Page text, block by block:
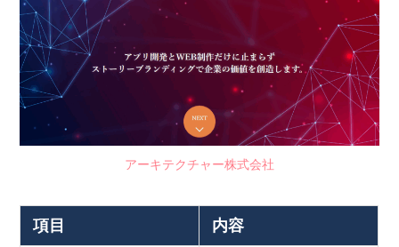
アーキテクチャー株式会社
項目 内容